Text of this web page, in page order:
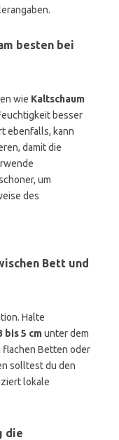
besten bei
wie Kaltschaum
besser
ebenfalls, kann
damit die
um
des
Bett und
Halte
bis 5 cmunter dem
flachen Betten oder
solltest du den
lokale
die